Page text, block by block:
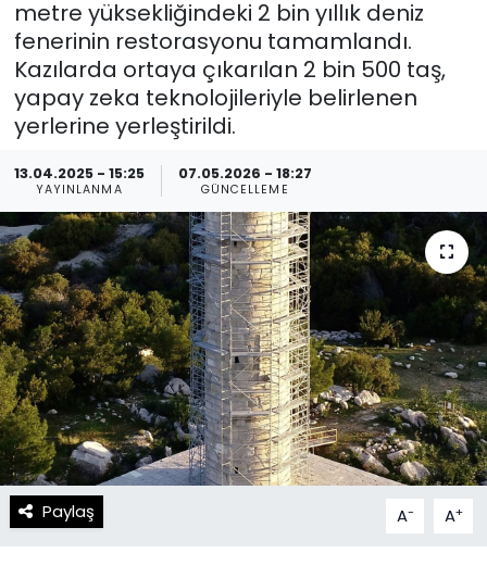
metre yüksekliğindeki 2 bin yıllık deniz
fenerinin restorasyonu tamamlandı.
Kazılarda ortaya çıkarılan 2 bin 500 taş,
yapay zeka teknolojileriyle belirlenen
yerlerine yerleştirildi.
13.04.2025 - 15:25
YAYINLANMA
07.05.2026 - 18:27
GÜNCELLEME
Paylaş A- A+
Sağlık
Spor
Teknoloji
Resmi İlanlar
Spor
Teknoloji
Yaşam
Künye
Gizlilik Sözleşmesi
İletişim